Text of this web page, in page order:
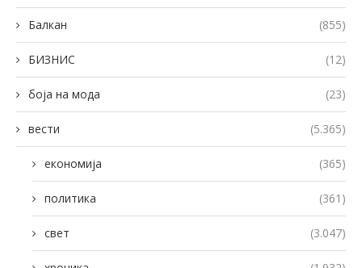
Балкан (855)
БИЗНИС (12)
боја на мода (23)
вести (5.365)
економија (365)
политика (361)
свет (3.047)